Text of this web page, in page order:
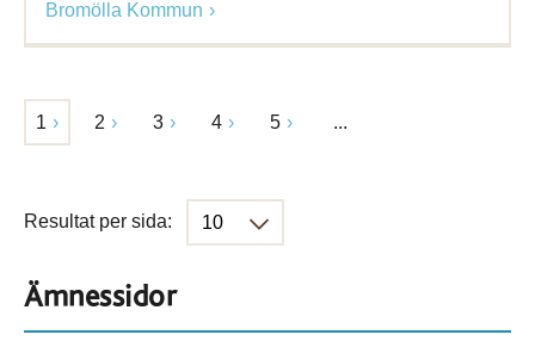
Bromölla Kommun
1 2 3 4 5 ...
Resultat per sida:
Ämnessidor